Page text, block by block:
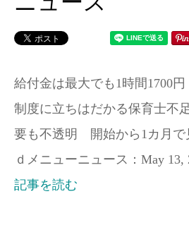
給付金は最大でも1時間1700
制度に立ちはだかる保育士
要も不透明 開始から1カ月で
ｄメニューニュース：May
記事を読む